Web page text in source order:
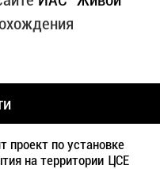
проект по установке
на территории ЦСЕ